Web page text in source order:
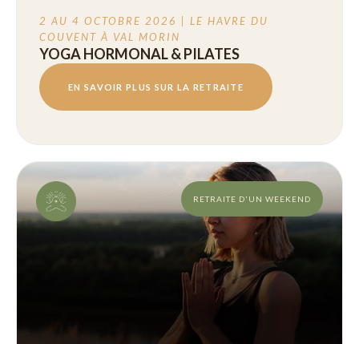
2 AU 4 OCTOBRE 2026 | LE HAVRE DU
COUVENT À VAL MORIN
YOGA HORMONAL & PILATES
EN SAVOIR PLUS SUR LA RETRAITE
RETRAITE D'UN WEEKEND